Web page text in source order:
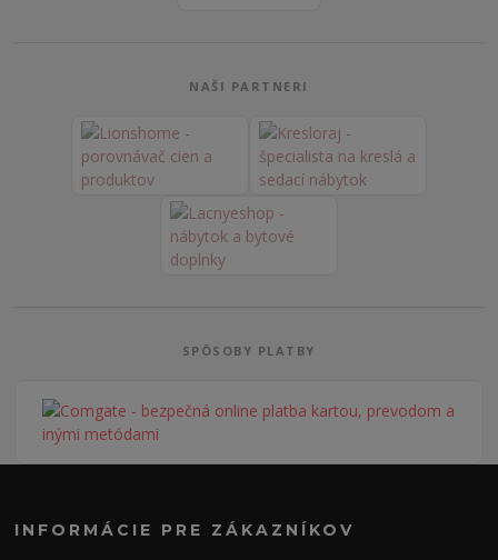
NAŠI PARTNERI
SPÔSOBY PLATBY
INFORMÁCIE PRE ZÁKAZNÍKOV